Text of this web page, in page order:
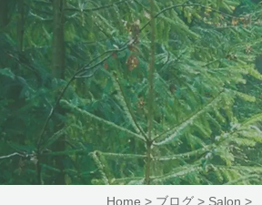
Home > ブログ > Salon >